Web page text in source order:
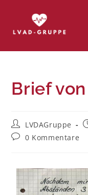
Brief
LVDAGruppe
0 Kommentare